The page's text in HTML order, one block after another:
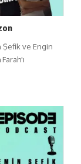
ve Engin